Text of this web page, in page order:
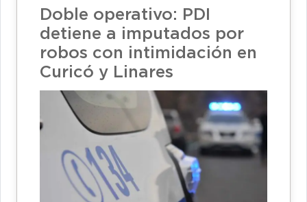
Doble operativo: PDI
detiene a imputados por
robos con intimidación en
Curicó y Linares